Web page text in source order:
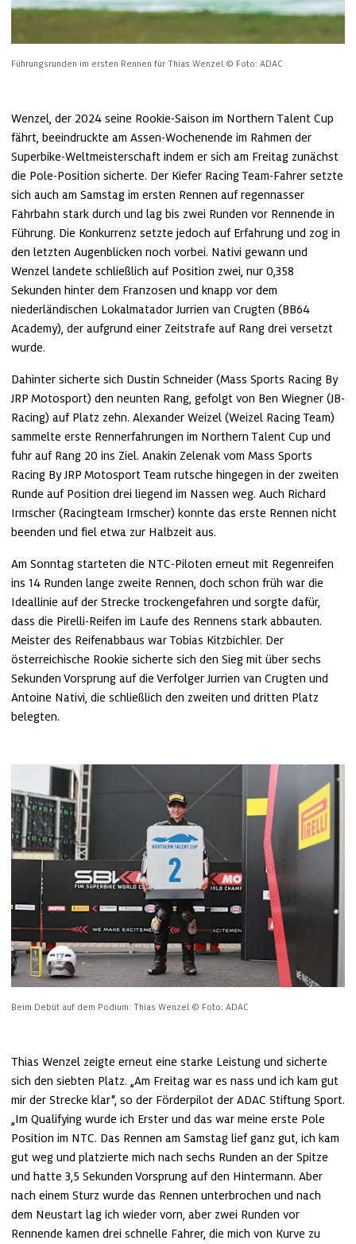
Führungsrunden im ersten Rennen für Thias Wenzel © Foto: ADAC
Wenzel, der 2024 seine Rookie-Saison im Northern Talent Cup
fährt, beeindruckte am Assen-Wochenende im Rahmen der
Superbike-Weltmeisterschaft indem er sich am Freitag zunächst
die Pole-Position sicherte. Der Kiefer Racing Team-Fahrer setzte
sich auch am Samstag im ersten Rennen auf regennasser
Fahrbahn stark durch und lag bis zwei Runden vor Rennende in
Führung. Die Konkurrenz setzte jedoch auf Erfahrung und zog in
den letzten Augenblicken noch vorbei. Nativi gewann und
Wenzel landete schließlich auf Position zwei, nur 0,358
Sekunden hinter dem Franzosen und knapp vor dem
niederländischen Lokalmatador Jurrien van Crugten (BB64
Academy), der aufgrund einer Zeitstrafe auf Rang drei versetzt
wurde.
Dahinter sicherte sich Dustin Schneider (Mass Sports Racing By
JRP Motosport) den neunten Rang, gefolgt von Ben Wiegner (JB-
Racing) auf Platz zehn. Alexander Weizel (Weizel Racing Team)
sammelte erste Rennerfahrungen im Northern Talent Cup und
fuhr auf Rang 20 ins Ziel. Anakin Zelenak vom Mass Sports
Racing By JRP Motosport Team rutsche hingegen in der zweiten
Runde auf Position drei liegend im Nassen weg. Auch Richard
Irmscher (Racingteam Irmscher) konnte das erste Rennen nicht
beenden und fiel etwa zur Halbzeit aus.
Am Sonntag starteten die NTC-Piloten erneut mit Regenreifen
ins 14 Runden lange zweite Rennen, doch schon früh war die
Ideallinie auf der Strecke trockengefahren und sorgte dafür,
dass die Pirelli-Reifen im Laufe des Rennens stark abbauten.
Meister des Reifenabbaus war Tobias Kitzbichler. Der
österreichische Rookie sicherte sich den Sieg mit über sechs
Sekunden Vorsprung auf die Verfolger Jurrien van Crugten und
Antoine Nativi, die schließlich den zweiten und dritten Platz
belegten.
Beim Debüt auf dem Podium: Thias Wenzel © Foto: ADAC
Thias Wenzel zeigte erneut eine starke Leistung und sicherte
sich den siebten Platz. „Am Freitag war es nass und ich kam gut
mir der Strecke klar“, so der Förderpilot der ADAC Stiftung Sport.
„Im Qualifying wurde ich Erster und das war meine erste Pole
Position im NTC. Das Rennen am Samstag lief ganz gut, ich kam
gut weg und platzierte mich nach sechs Runden an der Spitze
und hatte 3,5 Sekunden Vorsprung auf den Hintermann. Aber
nach einem Sturz wurde das Rennen unterbrochen und nach
dem Neustart lag ich wieder vorn, aber zwei Runden vor
Rennende kamen drei schnelle Fahrer, die mich von Kurve zu